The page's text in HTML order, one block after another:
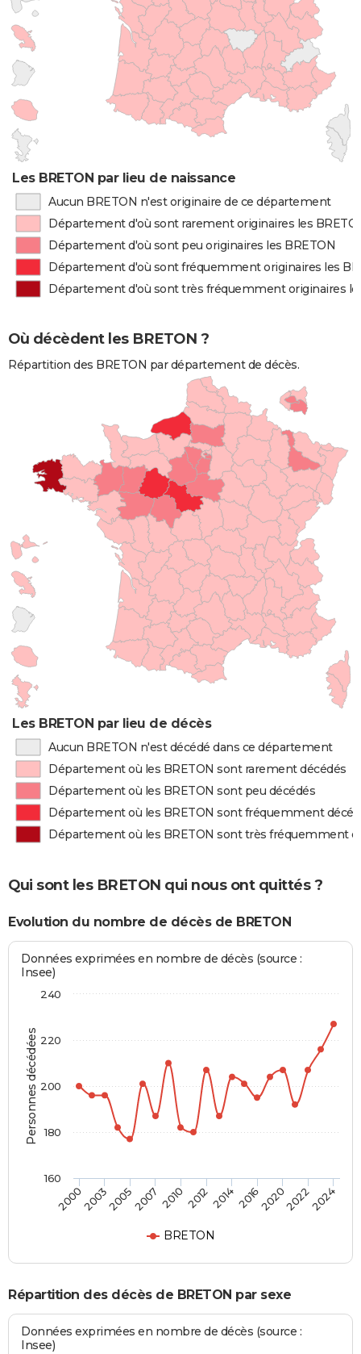
Les BRETON par lieu de naissance
Aucun BRETON n'est originaire de ce département
Département d'où sont rarement originaires les
Département d'où sont peu originaires les BRETON
Département d'où sont fréquemment originaires les
Département d'où sont très fréquemment originaires
Où décèdent les BRETON ?
Répartition des BRETON par département de décès.
Les BRETON par lieu de décès
Aucun BRETON n'est décédé dans ce département
Département où les BRETON sont rarement décédés
Département où les BRETON sont peu décédés
Département où les BRETON sont fréquemment
Département où les BRETON sont très fréquemment
Qui sont les BRETON qui nous ont quittés ?
Evolution du nombre de décès de BRETON
Personnes décédées
Données exprimées en nombre de décès (source :
Insee)
BRETON
2000200320052007 2010 201220142016202020222024
160
180
200
220
240
Répartition des décès de BRETON par sexe
Données exprimées en nombre de décès (source :
Insee)